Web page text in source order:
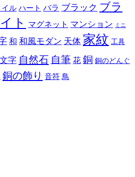
イル ハート バラ ブラック ブラ
ト マグネット マンション ミニ
和 和風モダン 天体 家紋 工具
字 自然石 自筆 花 銅 銅のどんぐ
銅の飾り 音符 鳥